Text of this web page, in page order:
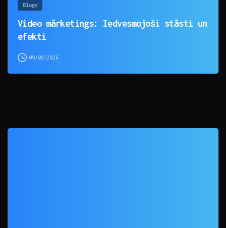
Blogs
Video mārketings: Iedvesmojoši stāsti un
efekti
09/08/2026